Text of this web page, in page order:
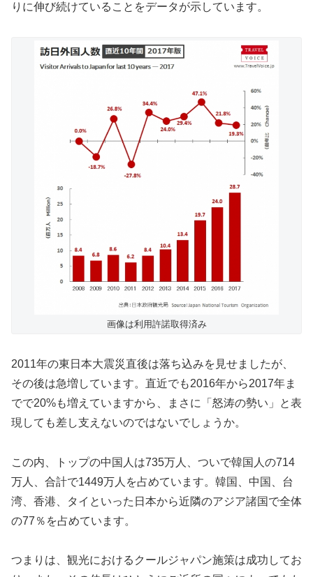
りに伸び続けていることをデータが示しています。
画像は利用許諾取得済み
2011年の東日本大震災直後は落ち込みを見せましたが、
その後は急増しています。直近でも2016年から2017年ま
でで20%も増えていますから、まさに「怒涛の勢い」と表
現しても差し支えないのではないでしょうか。
この内、トップの中国人は735万人、ついで韓国人の714
万人、合計で1449万人を占めています。韓国、中国、台
湾、香港、タイといった日本から近隣のアジア諸国で全体
の77％を占めています。
つまりは、観光におけるクールジャパン施策は成功してお